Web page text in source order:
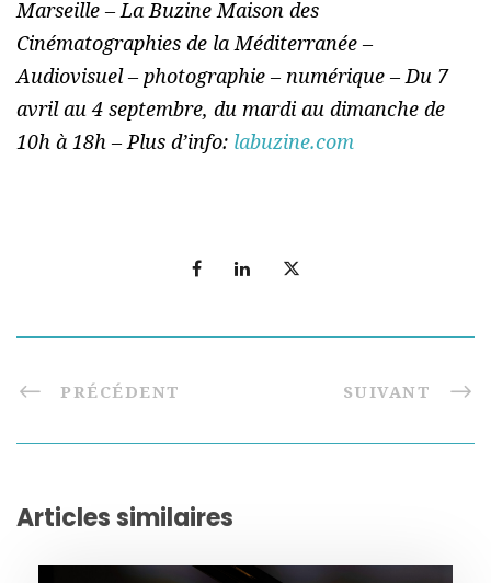
Marseille – La Buzine Maison des
Cinématographies de la Méditerranée –
Audiovisuel – photographie – numérique – Du 7
avril au 4 septembre, du mardi au dimanche de
10h à 18h – Plus d’info: labuzine.com
PRÉCÉDENT SUIVANT
Articles similaires